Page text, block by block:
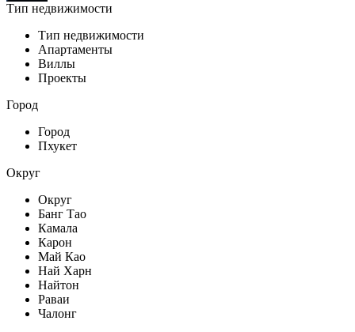
Тип недвижимости
Тип недвижимости
Апартаменты
Виллы
Проекты
Город
Город
Пхукет
Округ
Округ
Банг Тао
Камала
Карон
Май Као
Най Харн
Найтон
Раваи
Чалонг